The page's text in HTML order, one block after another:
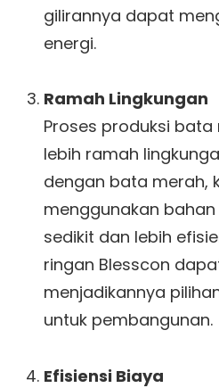
gilirannya dapat
energi.
Ramah Lingkungan
Proses produksi bata
lebih ramah
dengan bata merah,
menggunakan
sedikit dan lebih
ringan Blesscon
menjadikannya
untuk pembangunan.
Efisiensi Biaya